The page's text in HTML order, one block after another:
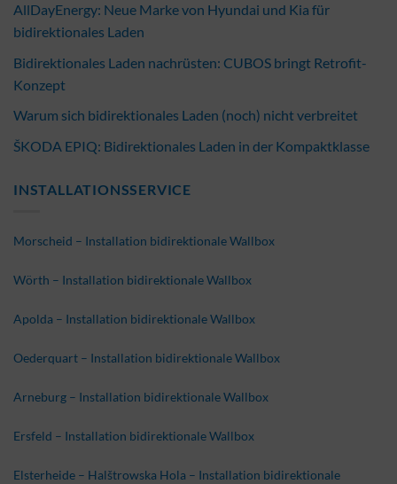
AllDayEnergy: Neue Marke von Hyundai und Kia für
bidirektionales Laden
Bidirektionales Laden nachrüsten: CUBOS bringt Retrofit-
Konzept
Warum sich bidirektionales Laden (noch) nicht verbreitet
ŠKODA EPIQ: Bidirektionales Laden in der Kompaktklasse
INSTALLATIONSSERVICE
Morscheid – Installation bidirektionale Wallbox
Wörth – Installation bidirektionale Wallbox
Apolda – Installation bidirektionale Wallbox
Oederquart – Installation bidirektionale Wallbox
Arneburg – Installation bidirektionale Wallbox
Ersfeld – Installation bidirektionale Wallbox
Elsterheide – Halštrowska Hola – Installation bidirektionale